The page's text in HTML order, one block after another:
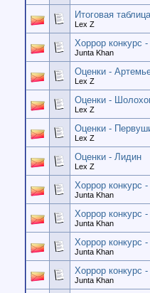
Итоговая
Lex Z
Хоррор конкурс
Junta Khan
Оценки -
Lex Z
Оценки -
Lex Z
Оценки -
Lex Z
Оценки - Лидин
Lex Z
Хоррор конкурс
Junta Khan
Хоррор конкурс
Junta Khan
Хоррор конкурс
Junta Khan
Хоррор конкурс
Junta Khan